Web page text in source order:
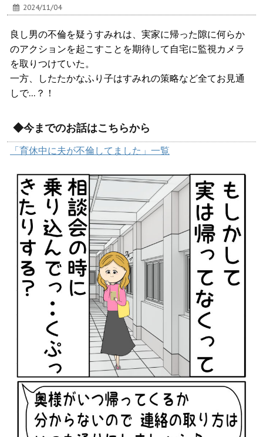
2024/11/04
良し男の不倫を疑うすみれは、実家に帰った隙に何らか
のアクションを起こすことを期待して自宅に監視カメラ
を取りつけていた。
一方、したたかなふり子はすみれの策略など全てお見通
しで…？！
◆今までのお話はこちらから
「育休中に夫が不倫してました」一覧